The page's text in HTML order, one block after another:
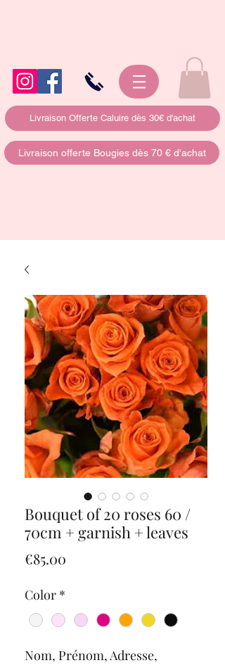
Livraison Offerte Caluire dès 30€ d'achat
Livraison offerte Bougies dès 70 € d'achat
Bouquet of 20 roses 60 /
70cm + garnish + leaves
€85.00
Color *
Nom, Prénom, Adresse,